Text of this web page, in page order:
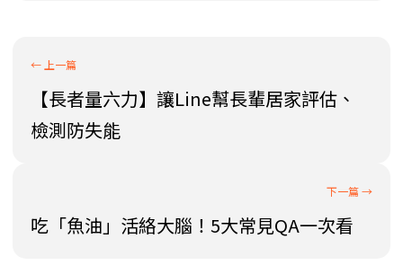
【長者量六力】讓Line幫長輩居家評估、
檢測防失能
吃「魚油」活絡大腦！5大常見QA一次看